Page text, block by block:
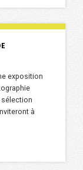
exposition
sélection
à